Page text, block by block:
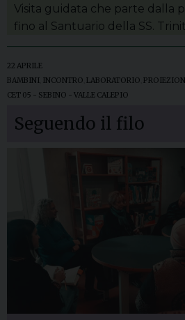
Visita guidata che parte dalla
fino al Santuario della SS.
22 APRILE
BAMBINI INCONTRO LABORATORIO
CET 05 - SEBINO - VALLE CALEPIO
Seguendo il filo